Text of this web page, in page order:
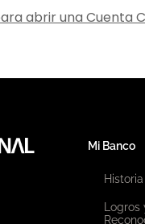
abrir una Cuenta
Mi Banco
Historia
Logros